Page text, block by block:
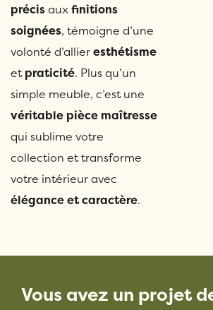
précisauxfinitions
soignées, témoigne d’une
volonté d’allieresthétisme
etpraticité. Plus qu’un
simple meuble, c’est une
véritable pièce maîtresse
qui sublime votre
collection et transforme
votre intérieur avec
élégance et caractère.
Vous avez un projet